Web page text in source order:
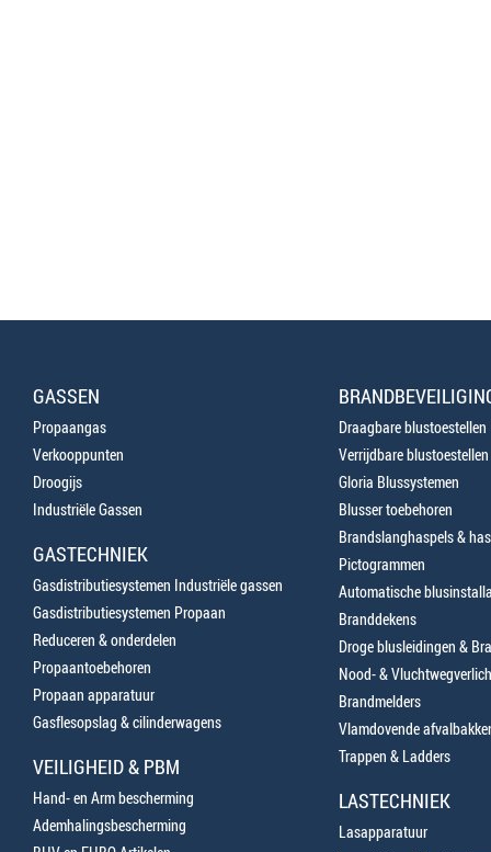
GASSEN
Propaangas
Verkooppunten
Droogijs
Industriële Gassen
GASTECHNIEK
Gasdistributiesystemen Industriële gassen
Gasdistributiesystemen Propaan
Reduceren & onderdelen
Propaantoebehoren
Propaan apparatuur
Gasflesopslag & cilinderwagens
VEILIGHEID & PBM
Hand- en Arm bescherming
Ademhalingsbescherming
Draagbare blustoestellen
Verrijdbare blustoestellen
Gloria Blussystemen
Blusser toebehoren
Brandslanghaspels &
Pictogrammen
Automatische
Branddekens
Droge blusleidingen &
Nood- &
Brandmelders
Vlamdovende
Trappen & Ladders
LASTECHNIEK
Lasapparatuur